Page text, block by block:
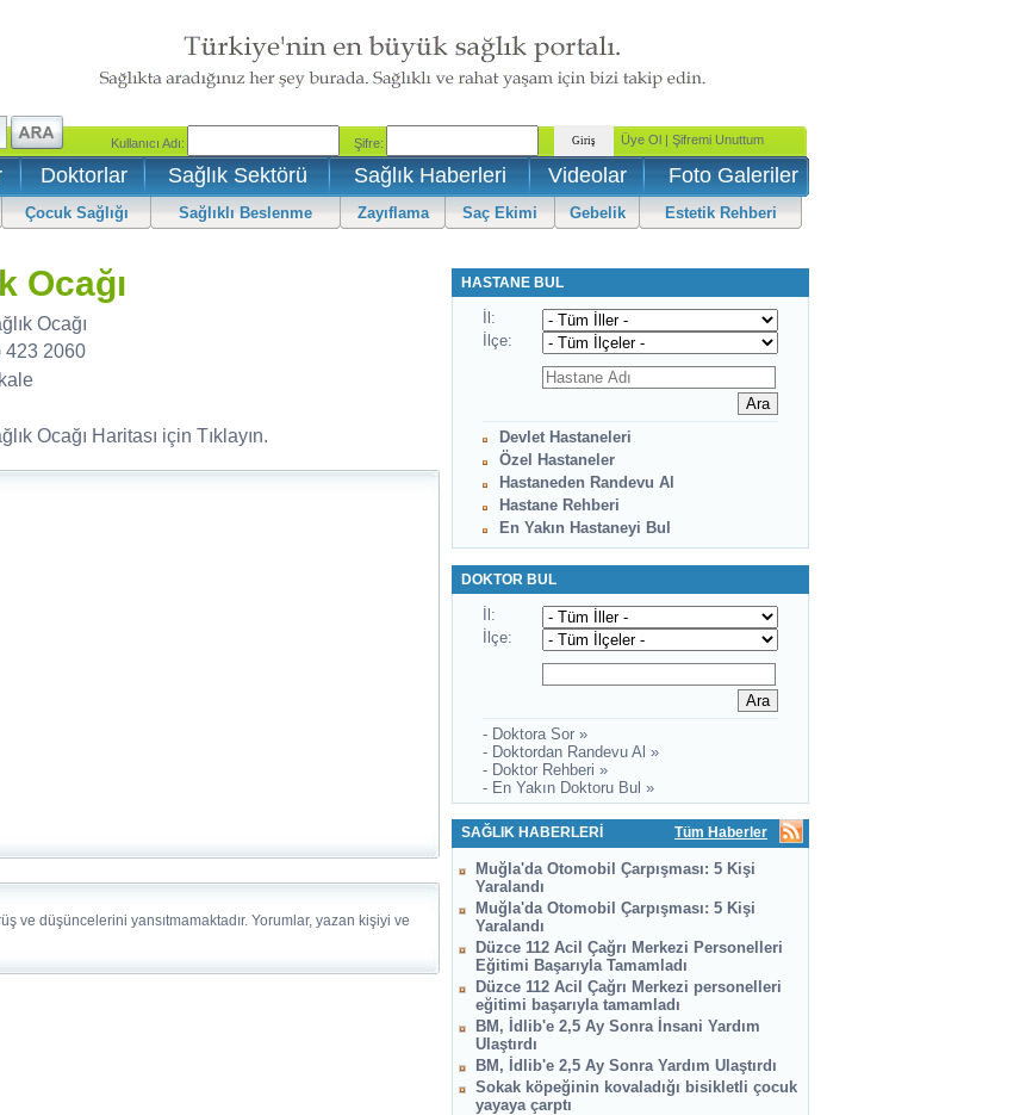
Doktorlar Sağlık Sektörü Sağlık Haberleri Videolar Foto Galeriler
Çocuk Sağlığı Sağlıklı Beslenme Zayıflama Saç Ekimi Gebelik Estetik Rehberi
Ocağı
Ocağı
423 2060
Ocağı Haritası için Tıklayın.
ve düşüncelerini yansıtmamaktadır. Yorumlar, yazan kişiyi ve
HASTANE BUL
İl:
İlçe:
Devlet Hastaneleri
Özel Hastaneler
Hastaneden Randevu Al
Hastane Rehberi
En Yakın Hastaneyi Bul
DOKTOR BUL
İl:
İlçe:
- Doktora Sor »
- Doktordan Randevu Al »
- Doktor Rehberi »
- En Yakın Doktoru Bul »
SAĞLIK HABERLERİ Tüm Haberler
Muğla'da Otomobil Çarpışması: 5 Kişi
Yaralandı
Muğla'da Otomobil Çarpışması: 5 Kişi
Yaralandı
Düzce 112 Acil Çağrı Merkezi Personelleri
Eğitimi Başarıyla Tamamladı
Düzce 112 Acil Çağrı Merkezi personelleri
eğitimi başarıyla tamamladı
BM, İdlib'e 2,5 Ay Sonra İnsani Yardım
Ulaştırdı
BM, İdlib'e 2,5 Ay Sonra Yardım Ulaştırdı
Sokak köpeğinin kovaladığı bisikletli çocuk
yayaya çarptı